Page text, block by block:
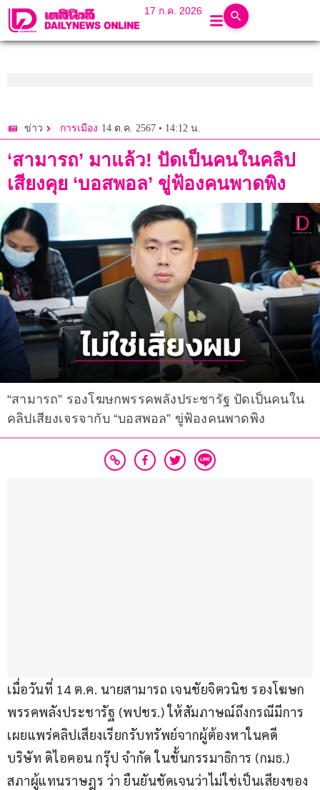
17 ก.ค. 2026
ข่าว การเมือง 14 ต.ค. 2567 • 14:12 น.
‘สามารถ’ มาแล้ว! ปัดเป็นคนในคลิป
เสียงคุย ‘บอสพอล’ ขู่ฟ้องคนพาดพิง
“สามารถ” รองโฆษกพรรคพลังประชารัฐ ปัดเป็นคนใน
คลิปเสียงเจรจากับ “บอสพอล” ขู่ฟ้องคนพาดพิง
เมื่อวันที่ 14 ต.ค. นายสามารถ เจนชัยจิตวนิช รองโฆษก
พรรคพลังประชารัฐ (พปชร.) ให้สัมภาษณ์ถึงกรณีมีการ
เผยแพร่คลิปเสียงเรียกรับทรัพย์จากผู้ต้องหาในคดี
บริษัท ดิไอคอน กรุ๊ป จำกัด ในชั้นกรรมาธิการ (กมธ.)
สภาผู้แทนราษฎร ว่า ยืนยันชัดเจนว่าไม่ใช่เป็นเสียงของ